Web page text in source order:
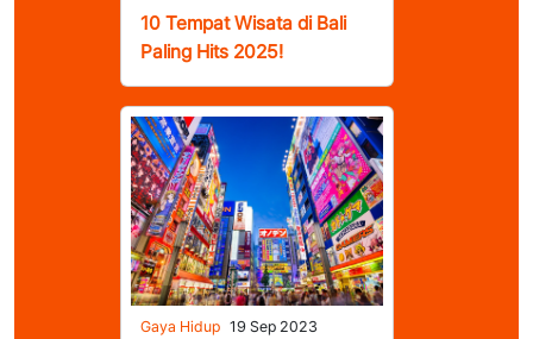
10 Tempat Wisata di Bali
Paling Hits 2025!
Gaya Hidup 19 Sep 2023